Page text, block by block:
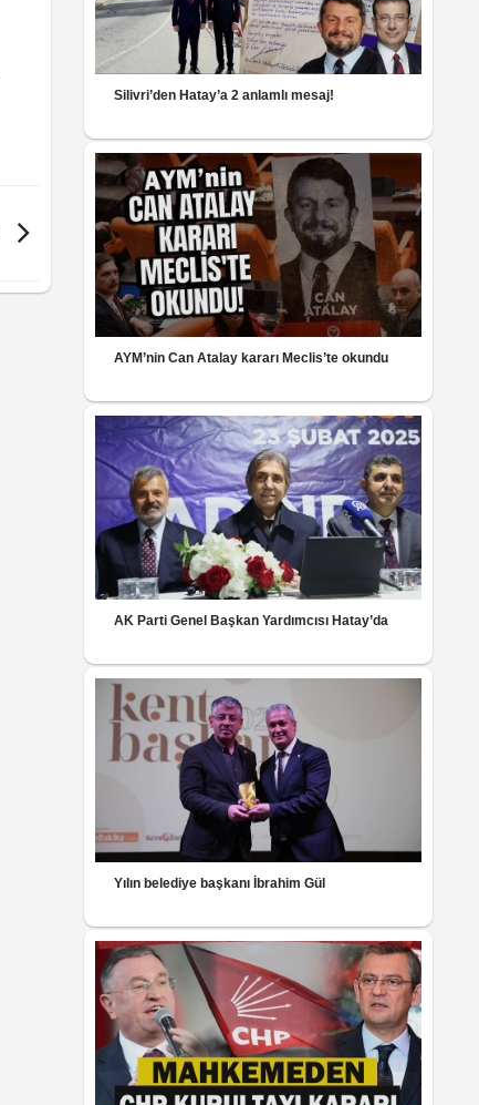
Silivri’den Hatay’a 2 anlamlı mesaj!
AYM’nin Can Atalay kararı Meclis’te okundu
AK Parti Genel Başkan Yardımcısı Hatay’da
Yılın belediye başkanı İbrahim Gül